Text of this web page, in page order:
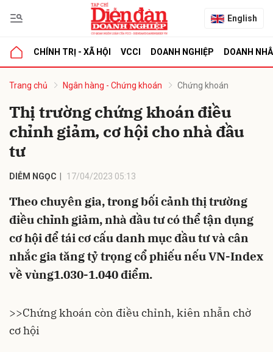
English
CHÍNH TRỊ - XÃ HỘI VCCI DOANH NGHIỆP DOANH
Trang chủ Ngân hàng - Chứng khoán Chứng khoán
Thị trường chứng khoán điều
chỉnh giảm, cơ hội cho nhà đầu
tư
DIỄM NGỌC 17/04/2023 05:13
Theo chuyên gia, trong bối cảnh thị trường
điều chỉnh giảm, nhà đầu tư có thể tận dụng
cơ hội để tái cơ cấu danh mục đầu tư và cân
nhắc gia tăng tỷ trọng cổ phiếu nếu VN-Index
về vùng1.030-1.040 điểm.
>>Chứng khoán còn điều chỉnh, kiên nhẫn chờ
cơ hội
luận
Hủy